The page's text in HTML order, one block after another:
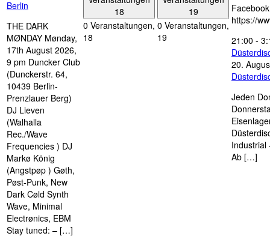
Berlin
THE DARK
MØNDAY Mønday,
17th August 2026,
9 pm Duncker Club
(Dunckerstr. 64,
10439 Berlin-
Prenzlauer Berg)
DJ Lieven
(Walhalla
Rec./Wave
Frequencies ) DJ
Markø König
(Angstpøp ) Gøth,
Pøst-Punk, New
Dark Cøld Synth
Wave, Minimal
Electrønics, EBM
Stay tuned: – […]
18
0 Veranstaltungen,
18
19
0 Veranstaltungen,
19
https://
21:00 -
20.
Jeden
Industrial
Ab […]